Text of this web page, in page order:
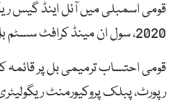
قومی اسمبلی میں آئل اینڈ گیس
2020، سول ان مینڈ کرافٹ سسٹم بل 2021 پیش کیا گیا۔
قومی احتساب ترمیمی بل پر قائمہ
رپورٹ، پبلک پروکیورمنٹ